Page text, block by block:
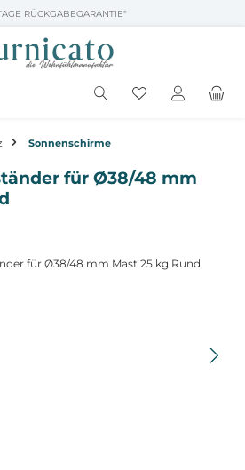
RÜCKGABEGARANTIE*
Sonnenschirme
für Ø38/48 mm